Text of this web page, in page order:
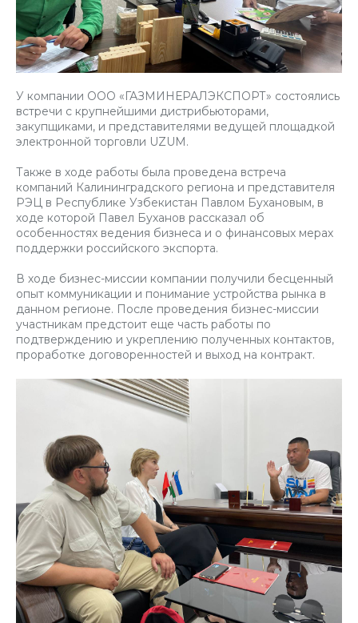
У компании ООО «ГАЗМИНЕРАЛЭКСПОРТ» состоялись
встречи с крупнейшими дистрибьюторами,
закупщиками, и представителями ведущей площадкой
электронной торговли UZUM.
Также в ходе работы была проведена встреча
компаний Калининградского региона и представителя
РЭЦ в Республике Узбекистан Павлом Бухановым, в
ходе которой Павел Буханов рассказал об
особенностях ведения бизнеса и о финансовых мерах
поддержки российского экспорта.
В ходе бизнес-миссии компании получили бесценный
опыт коммуникации и понимание устройства рынка в
данном регионе. После проведения бизнес-миссии
участникам предстоит еще часть работы по
подтверждению и укреплению полученных контактов,
проработке договоренностей и выход на контракт.